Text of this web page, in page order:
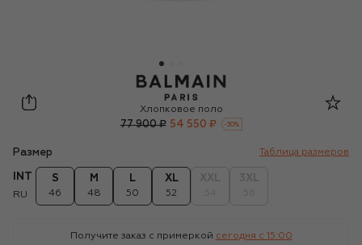
Balmain
Хлопковое поло
77 900 ₽ 54 550 ₽ -30%
Размер Таблица размеров
INT
RU
S
46
M
48
L
50
XL
52
Получите заказ с примеркой сегодня c 15:00